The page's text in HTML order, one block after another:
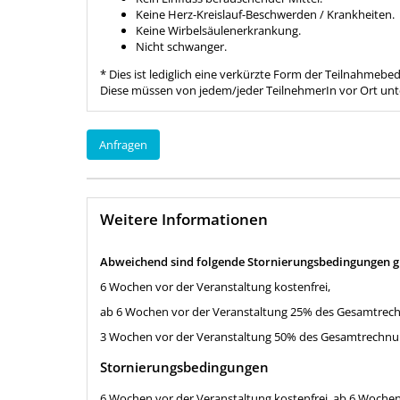
Keine Herz-Kreislauf-Beschwerden / Krankheiten.
Keine Wirbelsäulenerkrankung.
Nicht schwanger.
* Dies ist lediglich eine verkürzte Form der
Diese müssen von jedem/jeder TeilnehmerIn vor Ort
Anfragen
Weitere Informationen
Abweichend sind folgende Stornierungsbedingungen
6 Wochen vor der Veranstaltung kostenfrei,
ab 6 Wochen vor der Veranstaltung 25% des
3 Wochen vor der Veranstaltung 50% des
Stornierungs­bedingungen